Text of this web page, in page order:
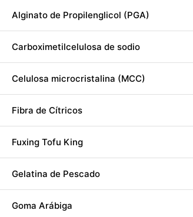
Alginato de Propilenglicol (PGA)
Carboximetilcelulosa de sodio
Celulosa microcristalina (MCC)
Fibra de Cítricos
Fuxing Tofu King
Gelatina de Pescado
Goma Arábiga